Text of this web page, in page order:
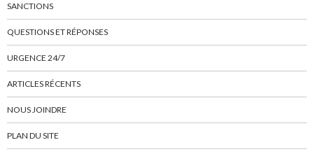
SANCTIONS
QUESTIONS ET RÉPONSES
URGENCE 24/7
ARTICLES RÉCENTS
NOUS JOINDRE
PLAN DU SITE